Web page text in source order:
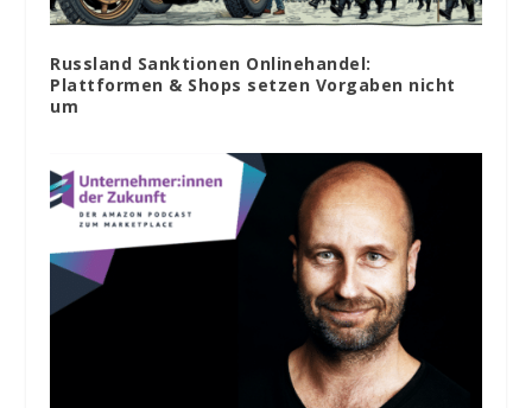
Russland Sanktionen Onlinehandel:
Plattformen & Shops setzen Vorgaben nicht
um